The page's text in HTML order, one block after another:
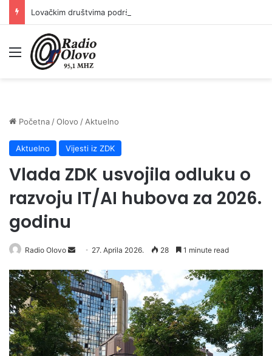
Lovačkim društvima podrška u iznosu od 138.000 KM
Meni
Početna /Olovo / Aktuelno
Aktuelno Vijesti iz ZDK
Vlada ZDK usvojila odluku o
razvoju IT/AI hubova za 2026.
godinu
Radio Olovo
n
d
a
n
e
m
27. Aprila 2026. 28 1 minute read